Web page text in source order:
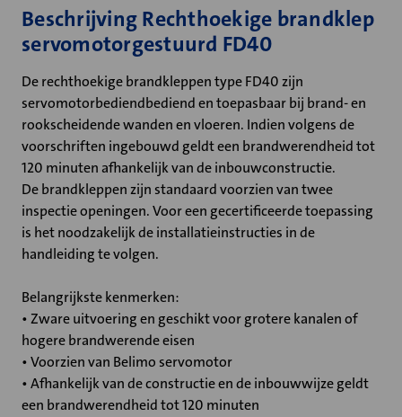
Beschrijving Rechthoekige brandklep
servomotorgestuurd FD40
De rechthoekige brandkleppen type FD40 zijn
servomotorbediendbediend en toepasbaar bij brand- en
rookscheidende wanden en vloeren. Indien volgens de
voorschriften ingebouwd geldt een brandwerendheid tot
120 minuten afhankelijk van de inbouwconstructie.
De brandkleppen zijn standaard voorzien van twee
inspectie openingen. Voor een gecertificeerde toepassing
is het noodzakelijk de installatieinstructies in de
handleiding te volgen.
Belangrijkste kenmerken:
• Zware uitvoering en geschikt voor grotere kanalen of
hogere brandwerende eisen
• Voorzien van Belimo servomotor
• Afhankelijk van de constructie en de inbouwwijze geldt
een brandwerendheid tot 120 minuten